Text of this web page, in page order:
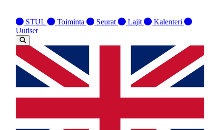
STUL Toiminta Seurat Lajit
Kalenteri
Uutiset